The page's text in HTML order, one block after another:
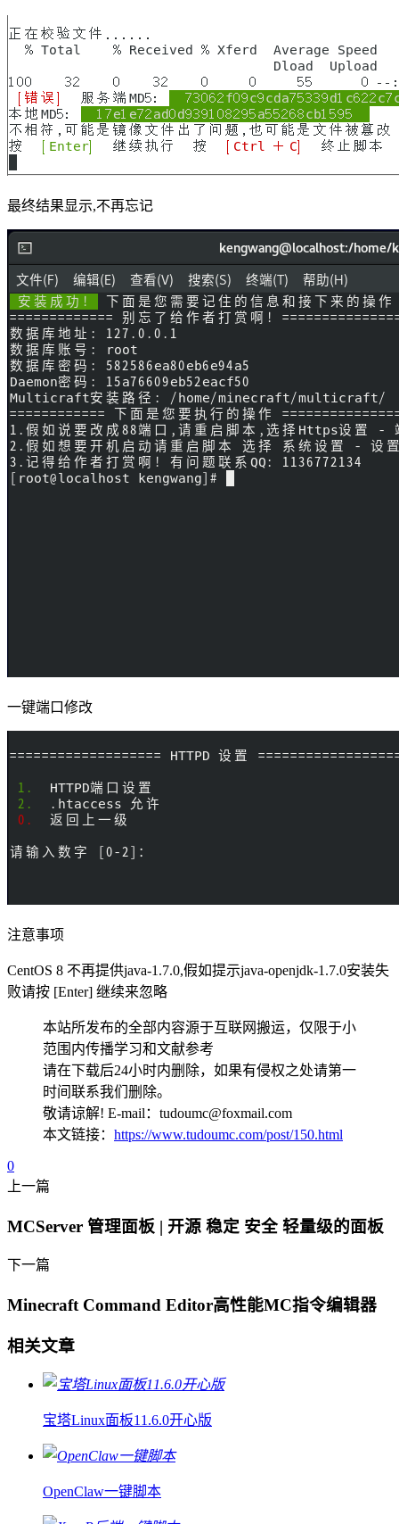
最终结果显示,不再忘记
一键端口修改
注意事项
CentOS 8 不再提供java-1.7.0,假如提示java-openjdk-1.7.0安装失
败请按 [Enter] 继续来忽略
本站所发布的全部内容源于互联网搬运，仅限于小
范围内传播学习和文献参考
请在下载后24小时内删除，如果有侵权之处请第一
时间联系我们删除。
敬请谅解! E-mail：tudoumc@foxmail.com
本文链接： https://www.tudoumc.com/post/150.html
0
上一篇
MCServer 管理面板 | 开源 稳定 安全 轻量级的面板
下一篇
Minecraft Command Editor高性能MC指令编辑器
相关文章
宝塔Linux面板11.6.0开心版
OpenClaw一键脚本